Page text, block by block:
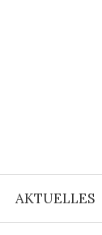
AKTUELLES